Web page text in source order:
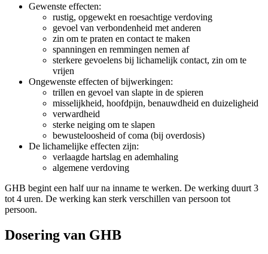
Gewenste effecten:
rustig, opgewekt en roesachtige verdoving
gevoel van verbondenheid met anderen
zin om te praten en contact te maken
spanningen en remmingen nemen af
sterkere gevoelens bij lichamelijk contact, zin om te
vrijen
Ongewenste effecten of bijwerkingen:
trillen en gevoel van slapte in de spieren
misselijkheid, hoofdpijn, benauwdheid en duizeligheid
verwardheid
sterke neiging om te slapen
bewusteloosheid of coma (bij overdosis)
De lichamelijke effecten zijn:
verlaagde hartslag en ademhaling
algemene verdoving
GHB begint een half uur na inname te werken. De werking duurt 3
tot 4 uren. De werking kan sterk verschillen van persoon tot
persoon.
Dosering van GHB